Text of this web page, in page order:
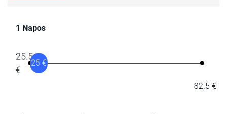
1 Napos
25.5
€
25 €
82.5 €